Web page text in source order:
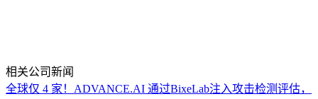
相关公司新闻
全球仅 4 家！ADVANCE.AI 通过BixeLab注入攻击检测评估，